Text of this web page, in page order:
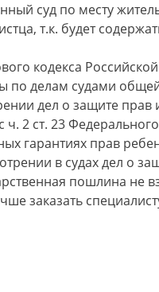
суд по месту
т.к. будет
кодекса
по делам судами
дел о защите прав
ч. 2 ст. 23
гарантиях прав
в судах дел о
пошлина не
заказать